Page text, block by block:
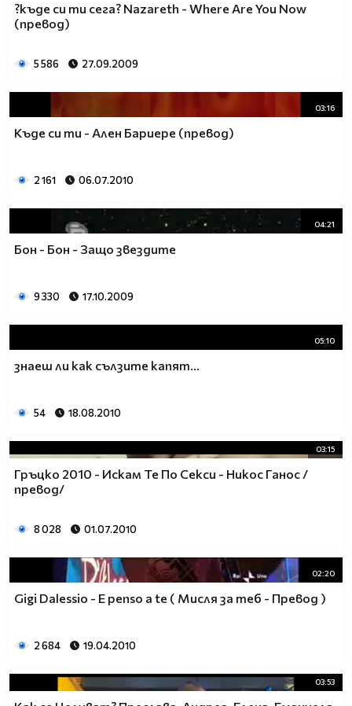
?къде си ти сега? Nazareth - Where Are You Now
(превод)
5 586 27.09.2009
03:16
Къде си ти - Ален Бариере (превод)
2 161 06.07.2010
04:21
Бон - Бон - Защо звездите
9 330 17.10.2009
05:10
знаеш ли как сълзите капят...
54 18.08.2010
03:15
Гръцко 2010 - Искам Те По Секси - Никос Ганос /
превод/
8 028 01.07.2010
02:20
Gigi Dalessio - E penso a te ( Мисля за теб - Превод )
2 684 19.04.2010
03:53